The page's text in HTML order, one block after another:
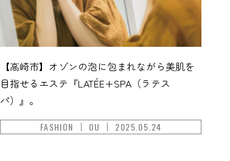
【高崎市】オゾンの泡に包まれながら美肌を
目指せるエステ『LATÉE+SPA（ラテス
パ）』。
FASHION OU 2025.05.24